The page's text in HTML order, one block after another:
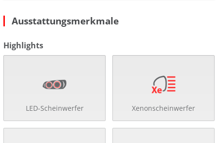
Ausstattungsmerkmale
Highlights
LED-Scheinwerfer Xenonscheinwerfer